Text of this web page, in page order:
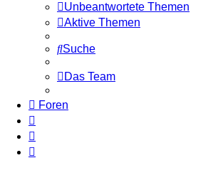
Unbeantwortete Themen
Aktive Themen
Suche
Das Team
Foren